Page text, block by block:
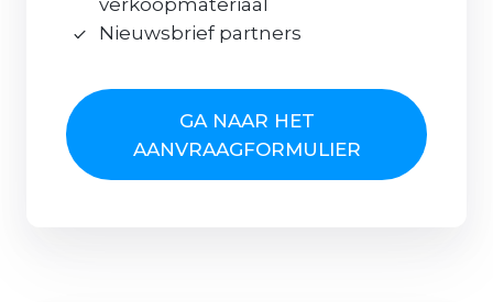
Nieuwsbrief partners
GA NAAR HET
AANVRAAGFORMULIER